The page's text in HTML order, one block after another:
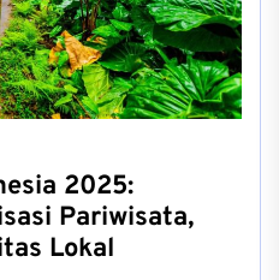
2025:
Pariwisata,
Lokal